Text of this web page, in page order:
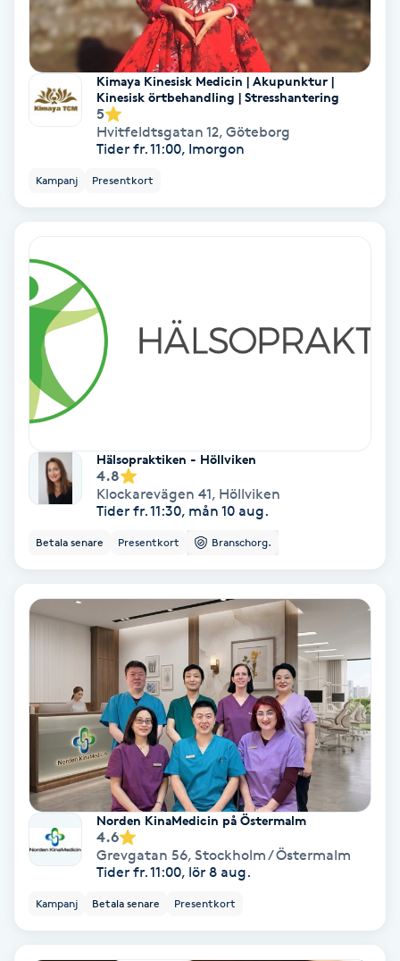
Läpptatuering
Makeup
Manikyr & Pedikyr
Medial vägledning
Medicinsk massage
Meditation
Medium
Megavolymfransar
Mesoterapi
MicroPen
Mixfransar
Nagelförlängning
Nagelförlängning akryl
Nagelförlängning gelé
Kimaya Kinesisk Medicin | Akupunktur |
Kinesisk örtbehandling | Stresshantering
5
Hvitfeldtsgatan 12, Göteborg
Tider fr. 11:00, Imorgon
Kampanj Presentkort
Hälsopraktiken - Höllviken
4.8
Klockarevägen 41, Höllviken
Tider fr. 11:30, mån 10 aug.
Betala senare Presentkort Branschorg.
Norden KinaMedicin på Östermalm
4.6
Grevgatan 56, Stockholm / Östermalm
Tider fr. 11:00, lör 8 aug.
Kampanj Betala senare Presentkort